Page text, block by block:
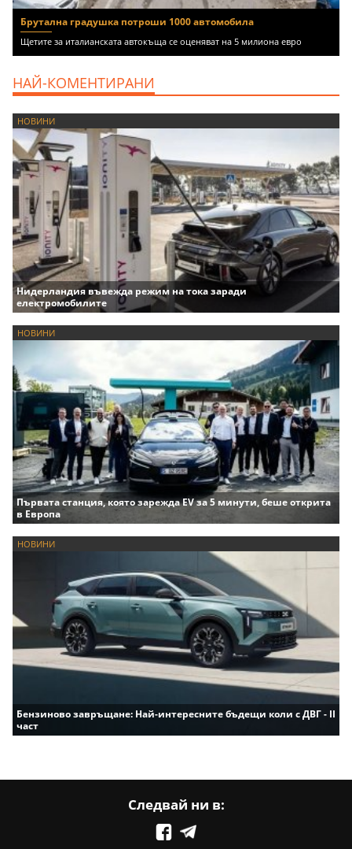
Брутална градушка потроши 1000 автомобила
Щетите за италианската автокъща се оценяват на 5 милиона евро
НАЙ-КОМЕНТИРАНИ
НОВИНИ
Нидерландия въвежда режим на тока заради
електромобилите
НОВИНИ
Първата станция, която зарежда EV за 5 минути, беше открита
в Европа
НОВИНИ
Бензиново завръщане: Най-интересните бъдещи коли с ДВГ - II
част
Следвай ни в: